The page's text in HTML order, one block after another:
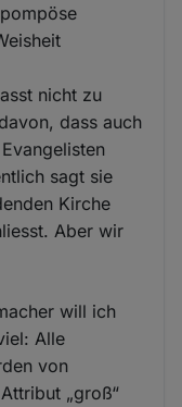
nicht zu
dass auch
sagt sie
Kirche
Aber wir
will ich
Alle
von
„groß“